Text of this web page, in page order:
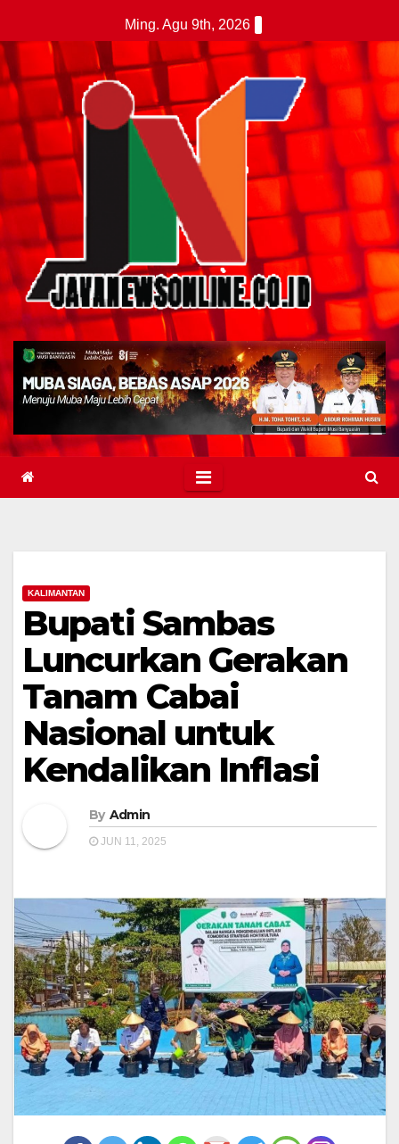
to
content
Ming. Agu 9th, 2026
KALIMANTAN
Bupati Sambas
Luncurkan Gerakan
Tanam Cabai
Nasional untuk
Kendalikan Inflasi
By Admin
JUN 11, 2025